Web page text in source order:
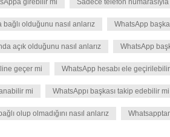
girebilir mi Sadece telefon
olduğunu nasıl anlarız WhatsApp
açık olduğunu nasıl anlarız WhatsApp
geçer mi WhatsApp hesabı ele
mi WhatsAppı başkası takip edebilir mi
olup olmadığını nasıl anlarız